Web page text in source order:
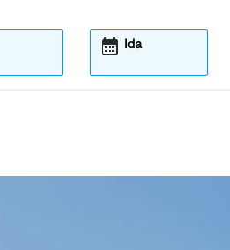
Ida
calendar_month